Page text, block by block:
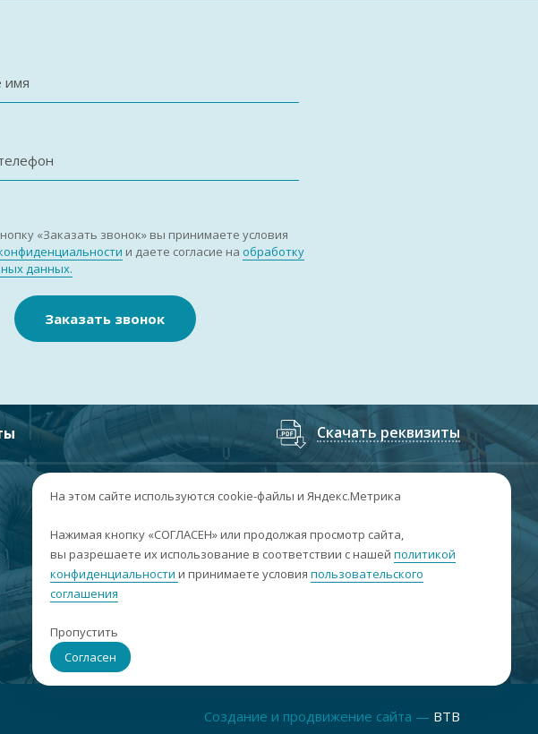
имя
«Заказать звонок» вы принимаете условия
и даете согласие на обработку
данных.
Заказать звонок
Скачать реквизиты
+7 (3852) 50-60-74;+7 (3852) 50-60-73
г. Барнаул, пр. Ленина, 158А, Н1/204
сб-вс: выходные
Создание и продвижение сайта — BTB
На этом сайте используются cookie-файлы и Яндекс.Метрика
Нажимая кнопку «СОГЛАСЕН» или продолжая просмотр сайта,
вы разрешаете их использование в соответствии с нашей политикой
конфиденциальности и принимаете условия пользовательского
соглашения
Пропустить
Согласен